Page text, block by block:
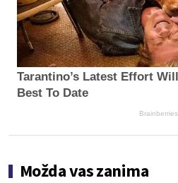
Tarantino’s Latest Effort
Best To Date
Brainberries
Možda vas zanima